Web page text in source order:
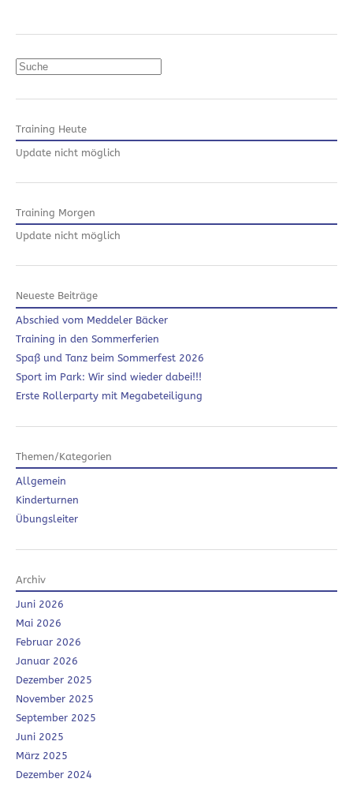
Suchen
Training Heute
Update nicht möglich
Training Morgen
Update nicht möglich
Neueste Beiträge
Abschied vom Meddeler Bäcker
Training in den Sommerferien
Spaß und Tanz beim Sommerfest 2026
Sport im Park: Wir sind wieder dabei!!!
Erste Rollerparty mit Megabeteiligung
Themen/Kategorien
Allgemein
Kinderturnen
Übungsleiter
Archiv
Juni 2026
Mai 2026
Februar 2026
Januar 2026
Dezember 2025
November 2025
September 2025
Juni 2025
März 2025
Dezember 2024